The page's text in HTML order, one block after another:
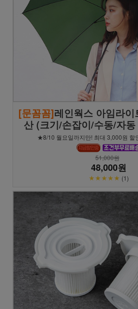
[문꼼꼼]레인웍스 아임라
산 (크기/손잡이/수동/자
★8/10 월요일까지만! 최대 3,000원 할
51,000원
48,000원
★★★★★ (1)